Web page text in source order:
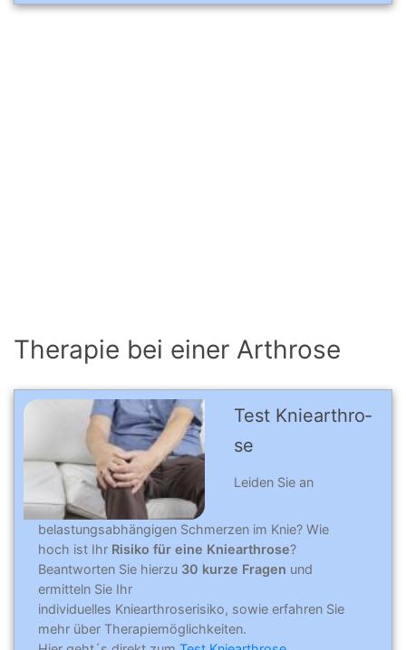
Therapie bei einer Arthrose
Test Knie­arthro­
se
Leiden Sie an
belastungsabhängigen Schmerzen im Knie? Wie
hoch ist Ihr Risiko für eine Kniearthrose?
Beantworten Sie hierzu 30 kurze Fragen und
ermitteln Sie Ihr
individuelles Kniearthroserisiko, sowie erfahren Sie
mehr über Therapiemöglichkeiten.